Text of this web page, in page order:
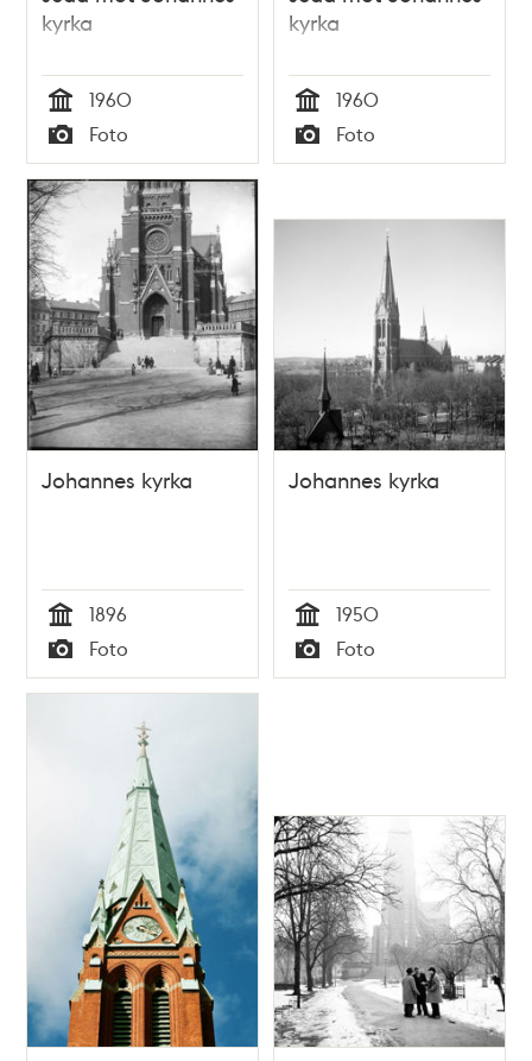
kyrka
Tid
1960
Typ
Foto
kyrka
Tid
1960
Typ
Foto
Johannes kyrka
Tid
1896
Typ
Foto
Johannes kyrka
Tid
1950
Typ
Foto